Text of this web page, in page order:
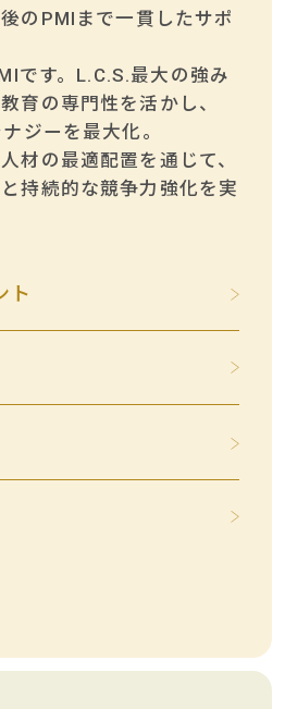
のPMIまで一貫したサポ
です。L.C.S.最大の強み
育の専門性を活かし、
ジーを最大化。
材の最適配置を通じて、
持続的な競争力強化を実
ト